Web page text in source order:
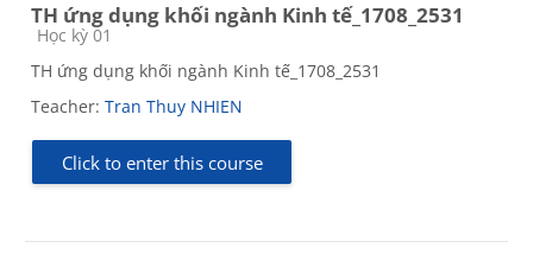
TH ứng dụng khối ngành Kinh tế_1708_2531
Course category
Học kỳ 01
TH ứng dụng khối ngành Kinh tế_1708_2531
Teacher: Tran Thuy NHIEN
Click to enter this course